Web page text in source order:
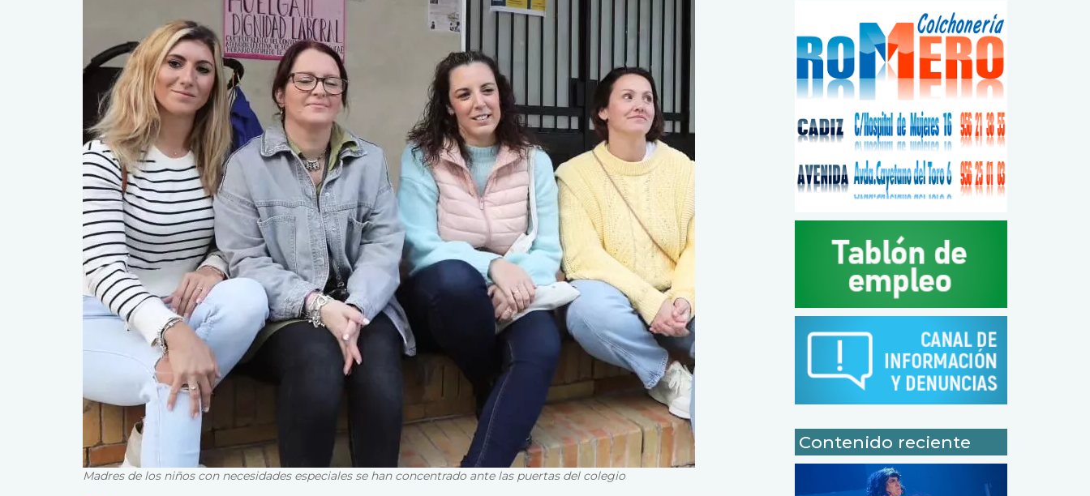
Madres de los niños con necesidades especiales se han concentrado ante las puertas del colegio
Contenido reciente